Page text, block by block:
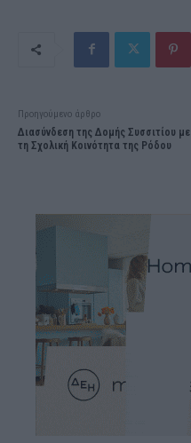
Προηγούμενο άρθρο
Διασύνδεση της Δομής Συσσιτίου με
τη Σχολική Κοινότητα της Ρόδου